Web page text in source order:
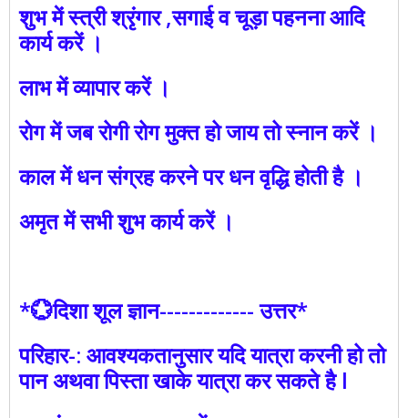
शुभ में स्त्री श्रृंगार ,सगाई व चूड़ा पहनना आदि
कार्य करें ।
लाभ में व्यापार करें ।
रोग में जब रोगी रोग मुक्त हो जाय तो स्नान करें ।
काल में धन संग्रह करने पर धन वृद्धि होती है ।
अमृत में सभी शुभ कार्य करें ।
*💮दिशा शूल ज्ञान------------- उत्तर*
परिहार-: आवश्यकतानुसार यदि यात्रा करनी हो तो
पान अथवा पिस्ता खाके यात्रा कर सकते है l